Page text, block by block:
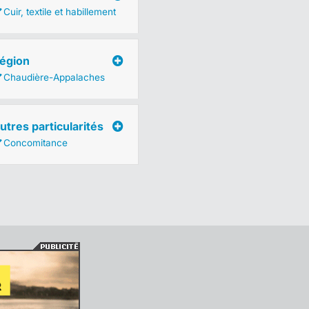
Cuir, textile et habillement
Chaudière-Appalaches
particularités
Concomitance